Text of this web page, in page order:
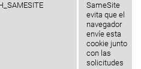
SameSite
evita que el
navegador
envíe esta
cookie junto
con las
solicitudes